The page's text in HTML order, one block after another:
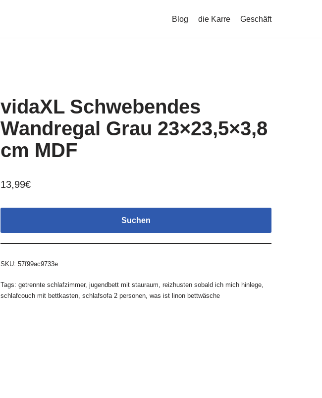
Blog die Karre Geschäft
vidaXL Schwebendes
Wandregal Grau 23×23,5×3,8
cm MDF
13,99€
Suchen
SKU: 57f99ac9733e
Tags: getrennte schlafzimmer, jugendbett mit stauraum, reizhusten sobald ich mich hinlege,
schlafcouch mit bettkasten, schlafsofa 2 personen, was ist linon bettwäsche